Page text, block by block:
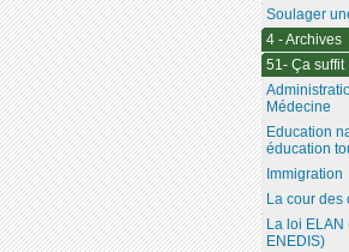
Soulager
4 - Archives
51- Ça suffit
Médecine
Education
éducation
Immigration
La cour des
La loi ELAN
ENEDIS)